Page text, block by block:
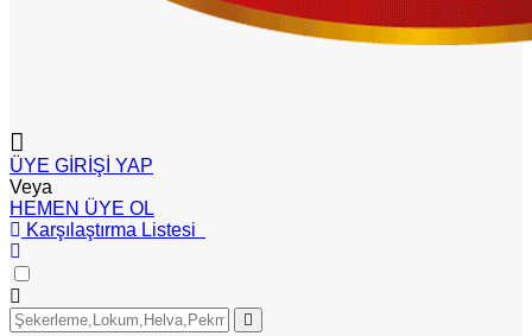
ÜYE GİRİŞİ YAP
Veya
HEMEN ÜYE OL
Karşılaştırma Listesi